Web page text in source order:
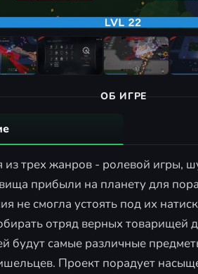
ОБ ИГРЕ
из трех жанров - ролевой игры,
прибыли на планету для
не смогла устоять под их
отряд верных товарищей
будут самые различные
Проект порадует